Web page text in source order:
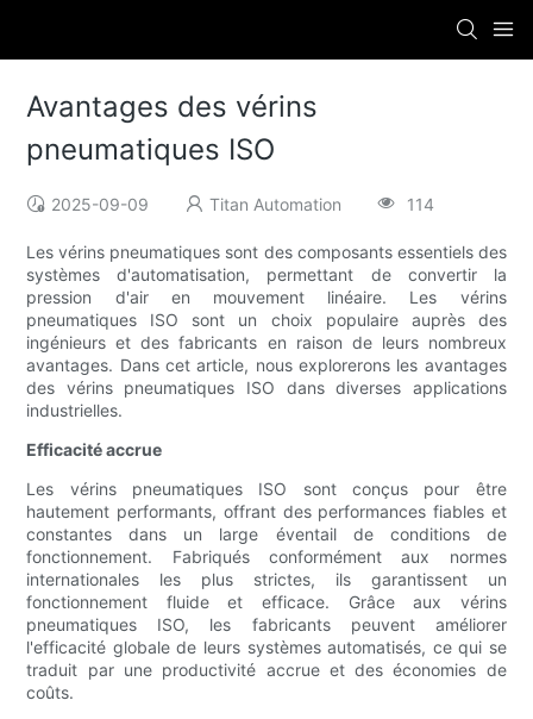
Avantages des vérins
pneumatiques ISO
2025-09-09 Titan Automation 114
Les vérins pneumatiques sont des composants essentiels des
systèmes d'automatisation, permettant de convertir la
pression d'air en mouvement linéaire. Les vérins
pneumatiques ISO sont un choix populaire auprès des
ingénieurs et des fabricants en raison de leurs nombreux
avantages. Dans cet article, nous explorerons les avantages
des vérins pneumatiques ISO dans diverses applications
industrielles.
Efficacité accrue
Les vérins pneumatiques ISO sont conçus pour être
hautement performants, offrant des performances fiables et
constantes dans un large éventail de conditions de
fonctionnement. Fabriqués conformément aux normes
internationales les plus strictes, ils garantissent un
fonctionnement fluide et efficace. Grâce aux vérins
pneumatiques ISO, les fabricants peuvent améliorer
l'efficacité globale de leurs systèmes automatisés, ce qui se
traduit par une productivité accrue et des économies de
coûts.